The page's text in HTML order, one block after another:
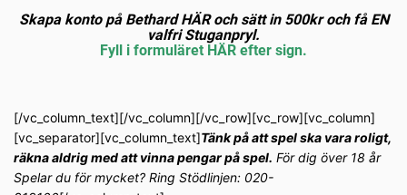
Skapa konto på Bethard HÄR och sätt in 500kr och få EN
valfri Stuganpryl.
Fyll i formuläret HÄR efter sign.
[/vc_column_text][/vc_column][/vc_row][vc_row][vc_column]
[vc_separator][vc_column_text]Tänk på att spel ska vara roligt,
räkna aldrig med att vinna pengar på spel. För dig över 18 år
Spelar du för mycket? Ring Stödlinjen: 020-